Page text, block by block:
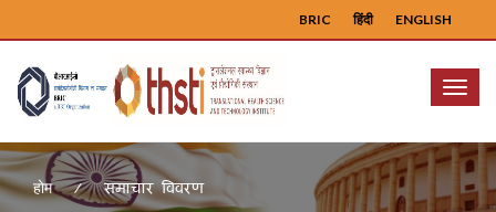
ENGLISH
हिंदी
BRIC
Menu
होम समाचार विवरण